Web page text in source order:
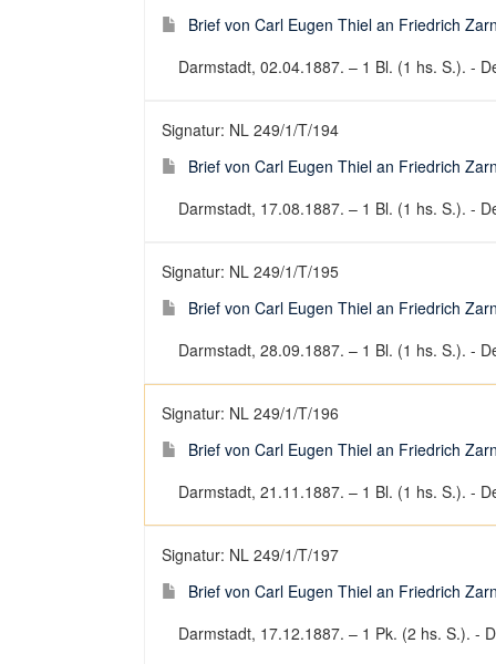
Brief von Carl Eugen Thiel an Friedrich
Darmstadt, 02.04.1887. – 1 Bl. (1 hs. S.). -
Signatur: NL 249/1/T/194
Brief von Carl Eugen Thiel an Friedrich
Darmstadt, 17.08.1887. – 1 Bl. (1 hs. S.). -
Signatur: NL 249/1/T/195
Brief von Carl Eugen Thiel an Friedrich
Darmstadt, 28.09.1887. – 1 Bl. (1 hs. S.). -
Signatur: NL 249/1/T/196
Brief von Carl Eugen Thiel an Friedrich
Darmstadt, 21.11.1887. – 1 Bl. (1 hs. S.). -
Signatur: NL 249/1/T/197
Brief von Carl Eugen Thiel an Friedrich
Darmstadt, 17.12.1887. – 1 Pk. (2 hs. S.). -